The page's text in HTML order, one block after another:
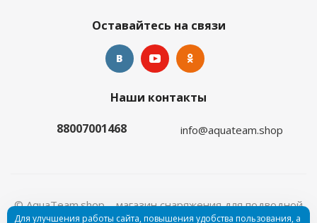
Оставайтесь на связи
Наши контакты
88007001468
info@aquateam.shop
© AquaTeam.shop – магазин снаряжения для подводной
Для улучшения работы сайта, повышения удобства пользования, а